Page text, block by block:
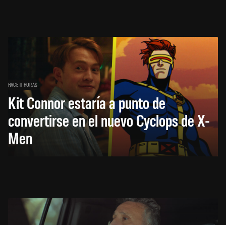
HACE 11 HORAS
Kit Connor estaría a punto de
convertirse en el nuevo Cyclops de X-
Men